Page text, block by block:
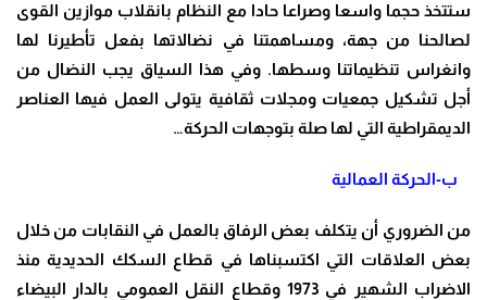
ستتخذ حجما واسعا وصراعا حادا مع النظام بانقلاب موازين القوى
لصالحنا من جهة، ومساهمتنا في نضالاتها بفعل تأطيرنا لها
وانغراس تنظيماتنا وسطها. وفي هذا السياق يجب النضال من
أجل تشكيل جمعيات ومجلات ثقافية يتولى العمل فيها العناصر
الديمقراطية التي لها صلة بتوجهات الحركة…
ب-الحركة العمالية
من الضروري أن يتكلف بعض الرفاق بالعمل في النقابات من خلال
بعض العلاقات التي اكتسبناها في قطاع السكك الحديدية منذ
الاضراب الشهير في 1973 وقطاع النقل العمومي بالدار البيضاء